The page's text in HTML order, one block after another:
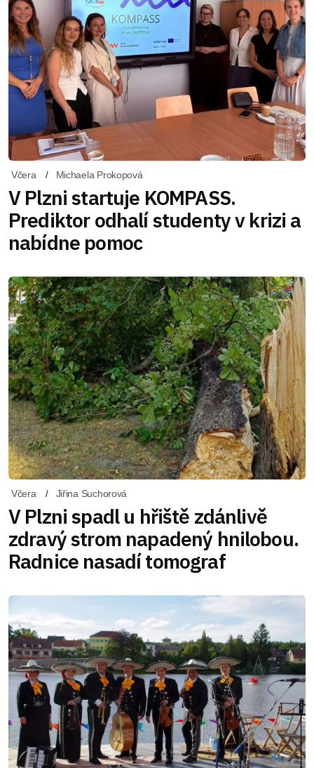
Včera Michaela Prokopová
V Plzni startuje KOMPASS.
Prediktor odhalí studenty v krizi a
nabídne pomoc
Včera Jiřina Suchorová
V Plzni spadl u hřiště zdánlivě
zdravý strom napadený hnilobou.
Radnice nasadí tomograf